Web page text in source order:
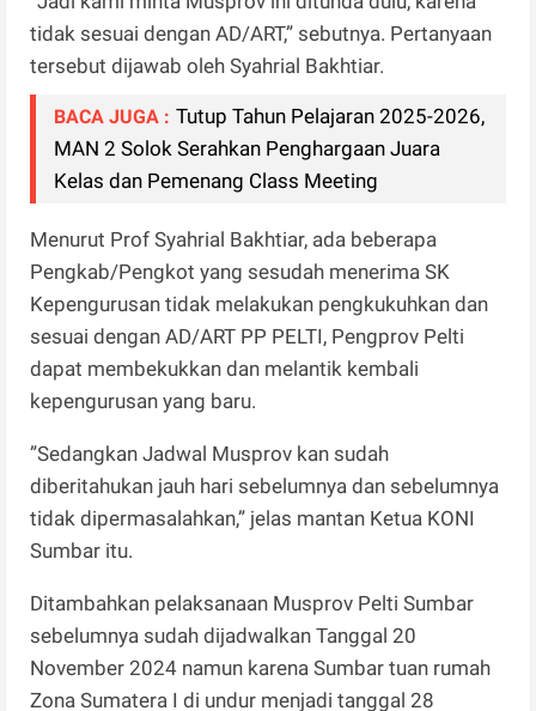
tidak sesuai dengan AD/ART,” sebutnya. Pertanyaan
tersebut dijawab oleh Syahrial Bakhtiar.
BACA JUGA : Tutup Tahun Pelajaran 2025-2026,
MAN 2 Solok Serahkan Penghargaan Juara
Kelas dan Pemenang Class Meeting
Menurut Prof Syahrial Bakhtiar, ada beberapa
Pengkab/Pengkot yang sesudah menerima SK
Kepengurusan tidak melakukan pengkukuhkan dan
sesuai dengan AD/ART PP PELTI, Pengprov Pelti
dapat membekukkan dan melantik kembali
kepengurusan yang baru.
”Sedangkan Jadwal Musprov kan sudah
diberitahukan jauh hari sebelumnya dan sebelumnya
tidak dipermasalahkan,” jelas mantan Ketua KONI
Sumbar itu.
Ditambahkan pelaksanaan Musprov Pelti Sumbar
sebelumnya sudah dijadwalkan Tanggal 20
November 2024 namun karena Sumbar tuan rumah
Zona Sumatera I di undur menjadi tanggal 28